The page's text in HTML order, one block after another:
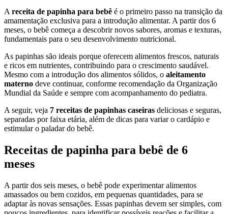
A receita de papinha para bebê é o primeiro passo na transição da
amamentação exclusiva para a introdução alimentar. A partir dos 6
meses, o bebê começa a descobrir novos sabores, aromas e texturas,
fundamentais para o seu desenvolvimento nutricional.
As papinhas são ideais porque oferecem alimentos frescos, naturais
e ricos em nutrientes, contribuindo para o crescimento saudável.
Mesmo com a introdução dos alimentos sólidos, o aleitamento
materno deve continuar, conforme recomendação da Organização
Mundial da Saúde e sempre com acompanhamento do pediatra.
A seguir, veja 7 receitas de papinhas caseiras deliciosas e seguras,
separadas por faixa etária, além de dicas para variar o cardápio e
estimular o paladar do bebê.
Receitas de papinha para bebê de 6
meses
A partir dos seis meses, o bebê pode experimentar alimentos
amassados ou bem cozidos, em pequenas quantidades, para se
adaptar às novas sensações. Essas papinhas devem ser simples, com